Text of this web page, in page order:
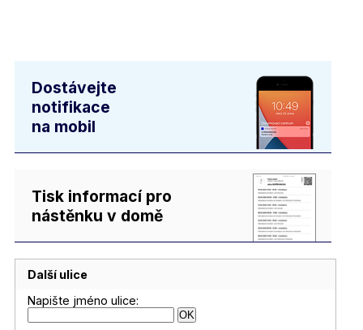
Dostávejte
notifikace
na mobil
Tisk informací pro
nástěnku v domě
Další ulice
Napište jméno ulice: